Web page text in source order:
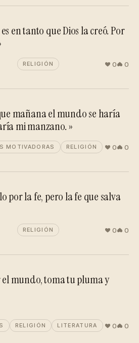
en tanto que Dios la creó. Por
RELIGIÓN 0 0
mañana el mundo se haría
mi manzano. »
MOTIVADORAS RELIGIÓN 0 0
por la fe, pero la fe que salva
RELIGIÓN 0 0
el mundo, toma tu pluma y
RELIGIÓN LITERATURA 0 0